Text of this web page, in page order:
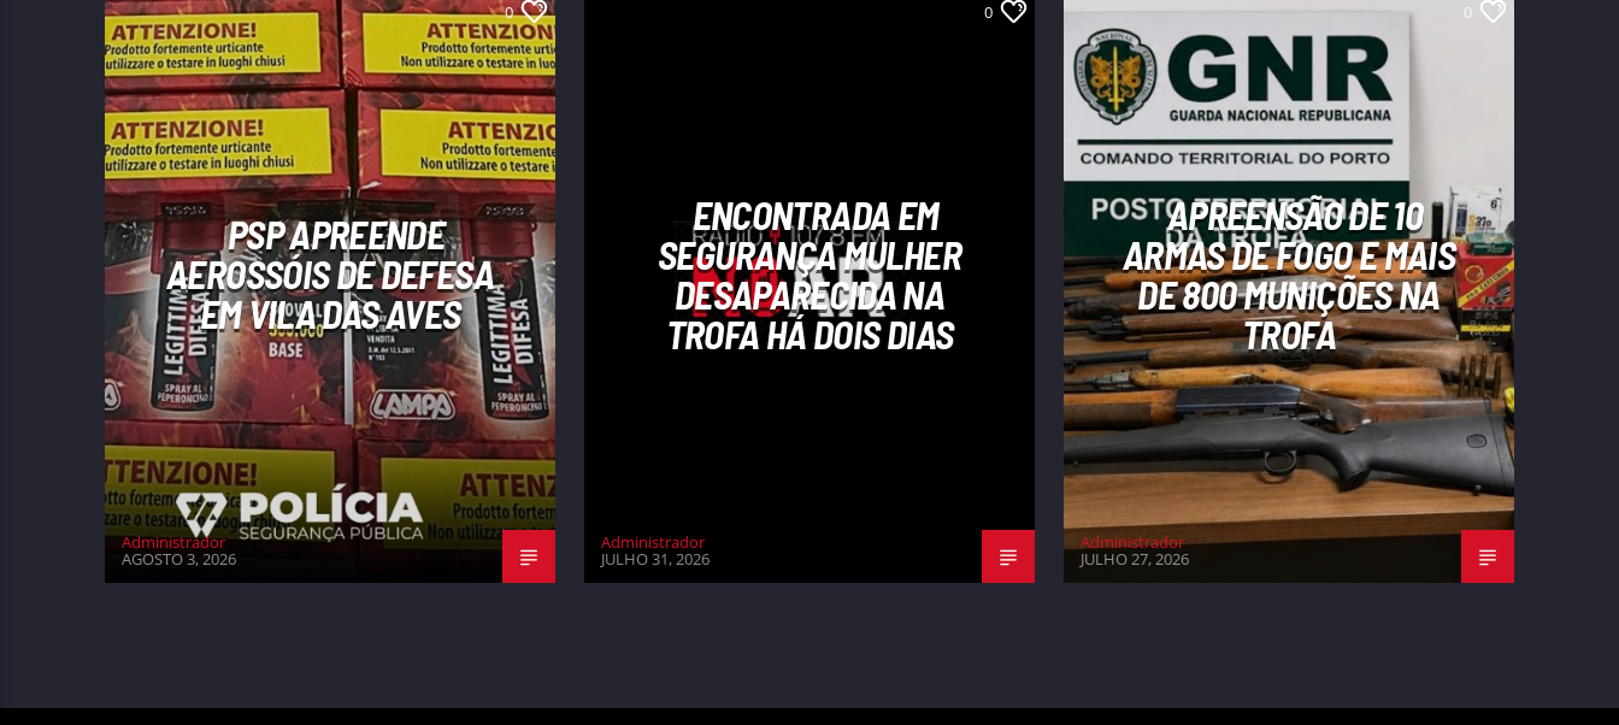
0
PSP APREENDE
AEROSSÓIS DE DEFESA
EM VILA DAS AVES
Administrador
AGOSTO 3, 2026
0
ENCONTRADA EM
SEGURANÇA MULHER
DESAPARECIDA NA
TROFA HÁ DOIS DIAS
Administrador
JULHO 31, 2026
0
APREENSÃO DE 10
ARMAS DE FOGO E MAIS
DE 800 MUNIÇÕES NA
TROFA
Administrador
JULHO 27, 2026